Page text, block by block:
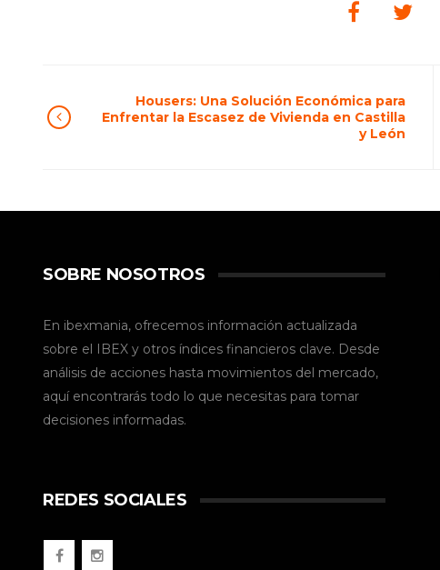
Housers: Una Solución Económica para
Enfrentar la Escasez de Vivienda en Castilla
y León
SOBRE NOSOTROS
En ibexmania, ofrecemos información actualizada
sobre el IBEX y otros índices financieros clave. Desde
análisis de acciones hasta movimientos del mercado,
aquí encontrarás todo lo que necesitas para tomar
decisiones informadas.
REDES SOCIALES